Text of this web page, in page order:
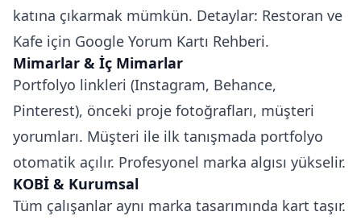
katına çıkarmak mümkün. Detaylar: Restoran ve
Kafe için Google Yorum Kartı Rehberi.
Mimarlar & İç Mimarlar
Portfolyo linkleri (Instagram, Behance,
Pinterest), önceki proje fotoğrafları, müşteri
yorumları. Müşteri ile ilk tanışmada portfolyo
otomatik açılır. Profesyonel marka algısı yükselir.
KOBİ & Kurumsal
Tüm çalışanlar aynı marka tasarımında kart taşır.